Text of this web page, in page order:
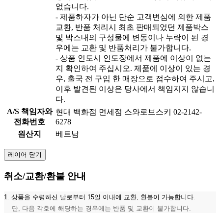
없습니다.
- 제품하자가 아닌 단순 고객변심에 의한 제품
교환, 반품 처리시 최초 판매되었던 제품박스
및 박스내의 구성물에 변동이나 누락이 된 경
우에는 교환 및 반품처리가 불가합니다.
- 상품 인도시 인도장에서 제품에 이상이 없는
지 확인하여 주십시오. 제품에 이상이 있는 경
우, 출국 전 구입 한 매장으로 접수하여 주시고,
이후 발견된 이상은 당사에서 책임지지 않습니
다.
A/S 책임자와
전화번호
현대 백화점 면세점 스와로브스키 02-2142-
6278
원산지
베트남
레이어 닫기
취소/교환/환불 안내
1. 상품을 수령하신 날로부터 15일 이내에 교환, 환불이 가능합니다.
단, 다음 각호에 해당하는 경우에는 반품 및 교환이 불가합니다.